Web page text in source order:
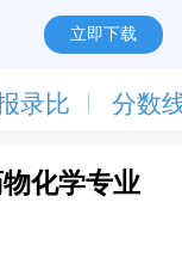
立即下载
录比 分数
化学专业